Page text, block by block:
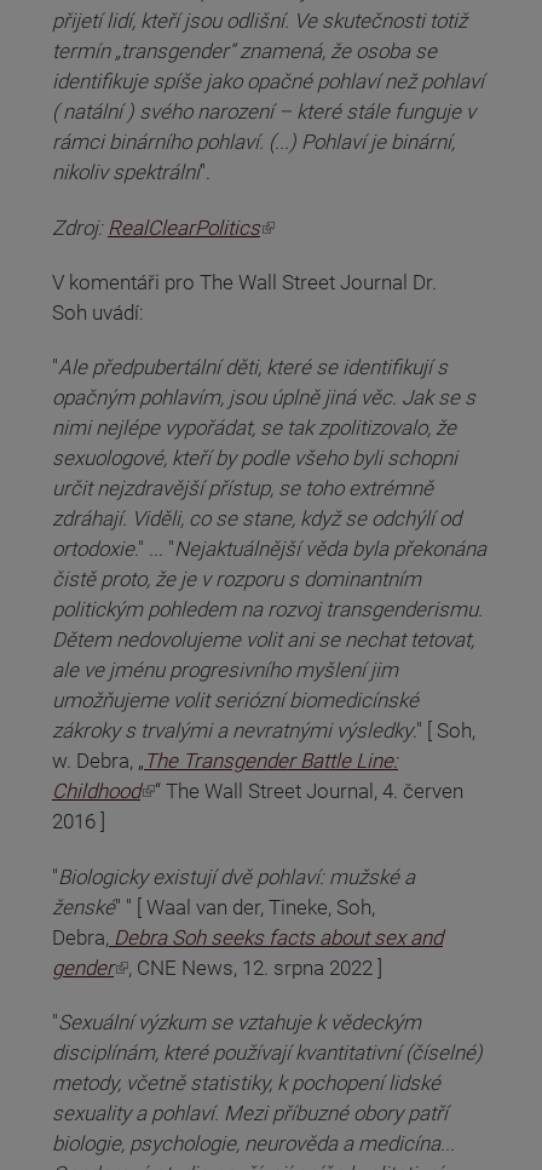
přijetí lidí, kteří jsou odlišní. Ve skutečnosti totiž
termín „transgender“ znamená, že osoba se
identifikuje spíše jako opačné pohlaví než pohlaví
( natální ) svého narození – které stále funguje v
rámci binárního pohlaví. (...) Pohlaví je binární,
nikoliv spektrální".
Zdroj: RealClearPolitics
(odkaz je externí)
V komentáři pro The Wall Street Journal Dr.
Soh uvádí:
"Ale předpubertální děti, které se identifikují s
opačným pohlavím, jsou úplně jiná věc. Jak se s
nimi nejlépe vypořádat, se tak zpolitizovalo, že
sexuologové, kteří by podle všeho byli schopni
určit nejzdravější přístup, se toho extrémně
zdráhají. Viděli, co se stane, když se odchýlí od
ortodoxie." ... "Nejaktuálnější věda byla překonána
čistě proto, že je v rozporu s dominantním
politickým pohledem na rozvoj transgenderismu.
Dětem nedovolujeme volit ani se nechat tetovat,
ale ve jménu progresivního myšlení jim
umožňujeme volit seriózní biomedicínské
zákroky s trvalými a nevratnými výsledky." [ Soh,
w. Debra, „ The Transgender Battle Line:
Childhood
(odkaz je externí)“ The Wall Street Journal, 4. červen
2016 ]
"Biologicky existují dvě pohlaví: mužské a
ženské" " [ Waal van der, Tineke, Soh,
Debra, Debra Soh seeks facts about sex and
gender
(odkaz je externí), CNE News, 12. srpna 2022 ]
"Sexuální výzkum se vztahuje k vědeckým
disciplínám, které používají kvantitativní (číselné)
metody, včetně statistiky, k pochopení lidské
sexuality a pohlaví. Mezi příbuzné obory patří
biologie, psychologie, neurověda a medicína...